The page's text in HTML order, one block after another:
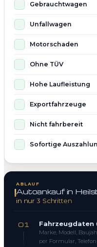
Gebrauchtwagen
Unfallwagen
Motorschaden
Ohne TÜV
Hohe Laufleistung
Exportfahrzeuge
Nicht fahrbereit
Sofortige
ABLAUF
Autoankauf in
in nur 3 Schritten
01
Marke, Modell,
per Formular,